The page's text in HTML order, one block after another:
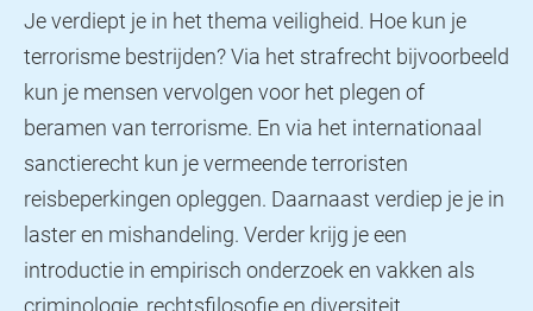
Je verdiept je in het thema veiligheid. Hoe kun je
terrorisme bestrijden? Via het strafrecht bijvoorbeeld
kun je mensen vervolgen voor het plegen of
beramen van terrorisme. En via het internationaal
sanctierecht kun je vermeende terroristen
reisbeperkingen opleggen. Daarnaast verdiep je je in
laster en mishandeling. Verder krijg je een
introductie in empirisch onderzoek en vakken als
criminologie, rechtsfilosofie en diversiteit.